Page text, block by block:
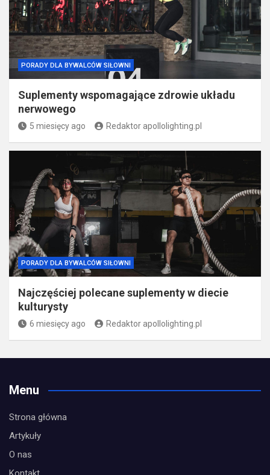
PORADY DLA BYWALCÓW SIŁOWNI
Suplementy wspomagające zdrowie układu
nerwowego
5 miesięcy ago Redaktor apollolighting.pl
PORADY DLA BYWALCÓW SIŁOWNI
Najczęściej polecane suplementy w diecie
kulturysty
6 miesięcy ago Redaktor apollolighting.pl
Menu
Strona główna
Artykuły
O nas